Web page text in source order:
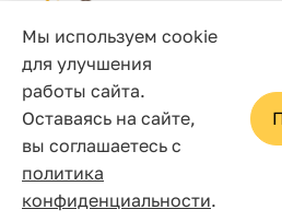
© 2006 - 2026 Этно-шоп,
Политика конфиденциальности
Сайт носит исключительно
ни при каких условиях не
определяемой положениями
кодекса Российской Федерации
Мы используем cookie
для улучшения
работы сайта.
Оставаясь на сайте,
вы соглашаетесь с
политика
конфиденциальности.